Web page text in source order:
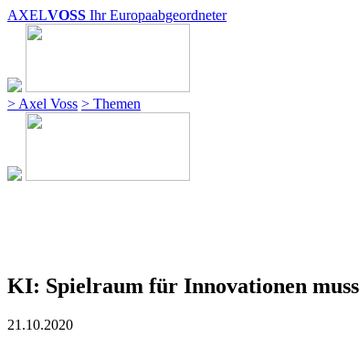
AXELVOSS Ihr Europaabgeordneter
> Axel Voss > Themen
KI: Spielraum für Innovationen
21.10.2020